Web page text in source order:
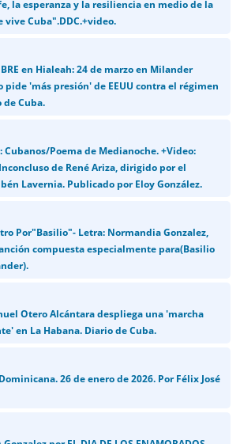
la esperanza y la resiliencia en medio de la
Cuba".DDC.+video.
en Hialeah: 24 de marzo en Milander
pide 'más presión' de EEUU contra el régimen
de Cuba.
Cubanos/Poema de Medianoche. +Video:
de René Ariza, dirigido por el
Lavernia. Publicado por Eloy González.
Por"Basilio"- Letra: Normandia Gonzalez,
compuesta especialmente para(Basilio
Otero Alcántara despliega una 'marcha
en La Habana. Diario de Cuba.
26 de enero de 2026. Por Félix José